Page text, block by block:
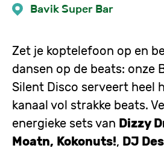
Bavik Super Bar
Zet je koptelefoon op en
dansen op de beats: onze
Silent Disco serveert heel
kanaal vol strakke beats.
energieke sets van Dizzy
Moatn, Kokonuts!, DJ